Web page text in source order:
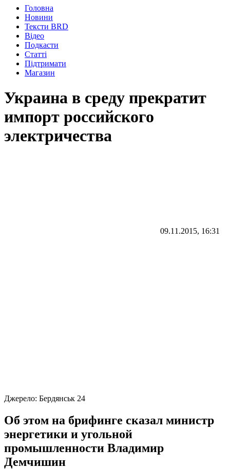
Головна
Новини
Тексти BRD
Відео
Подкасти
Статті
Підтримати
Магазин
Украина в среду прекратит
импорт российского
электричества
09.11.2015, 16:31
Джерело: Бердянськ 24
Об этом на брифинге сказал министр
энергетики и угольной
промышленности Владимир
Демчишин